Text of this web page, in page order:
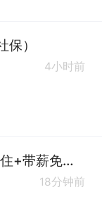
）
4小时前
按摩技师（保底10000起+包吃包住+带薪免费培训）
18分钟前